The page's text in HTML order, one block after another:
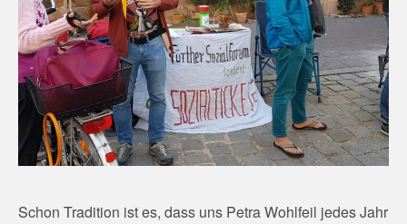
Schon Tradition ist es, dass uns Petra Wohlfeil jedes Jahr